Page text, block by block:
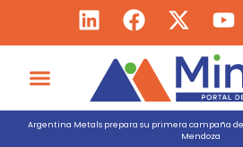
Argentina Metals prepara su primera campaña
Mendoza